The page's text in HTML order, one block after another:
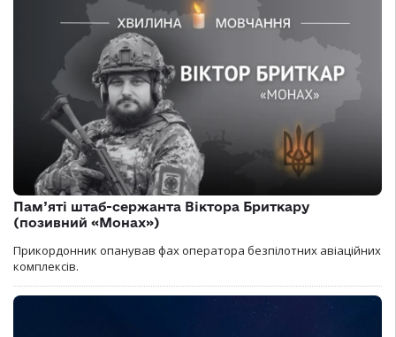
Пам’яті штаб-сержанта Віктора Бриткару
(позивний «Монах»)
Прикордонник опанував фах оператора безпілотних авіаційних
комплексів.